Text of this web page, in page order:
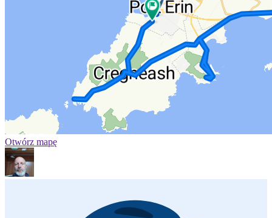
Otwórz mapę